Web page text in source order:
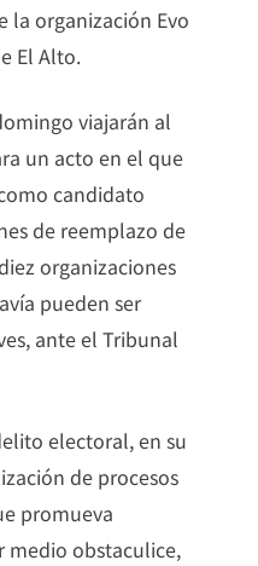
la organización Evo
El Alto.
viajarán al
un acto en el que
candidato
de reemplazo de
organizaciones
pueden ser
ante el Tribunal
electoral, en su
de procesos
promueva
medio obstaculice,